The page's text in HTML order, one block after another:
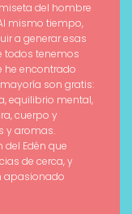
del hombre
mismo tiempo,
a generar esas
todos tenemos
he encontrado
son gratis:
equilibrio mental,
cuerpo y
y aromas.
Edén que
de cerca, y
apasionado